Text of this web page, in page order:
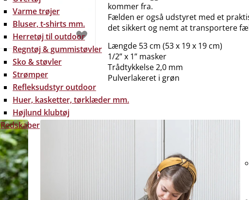
Varme trøjer
Bluser, t-shirts mm.
Herretøj til outdoor
Regntøj & gummistøvler
Sko & støvler
Strømper
Refleksudstyr outdoor
Huer, kasketter, tørklæder mm.
Højlund klubtøj
Redskaber
kommer fra.
Fælden er også udstyret med et
det sikkert og nemt at transportere
Længde 53 cm (53 x 19 x 19 cm)
1/2” x 1” masker
Trådtykkelse 2,0 mm
Pulverlakeret i grøn